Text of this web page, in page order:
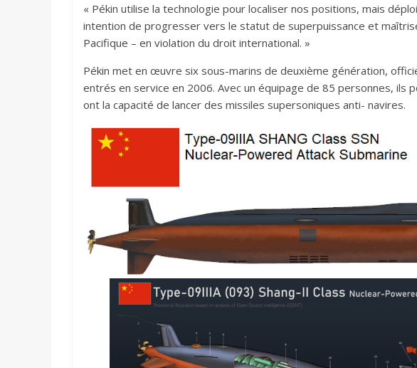
« Pékin utilise la technologie pour localiser nos positions, mais
intention de progresser vers le statut de superpuissance et
Pacifique – en violation du droit international. »
Pékin met en œuvre six sous-marins de deuxième génération,
entrés en service en 2006. Avec un équipage de 85 personnes,
ont la capacité de lancer des missiles supersoniques anti- navires.